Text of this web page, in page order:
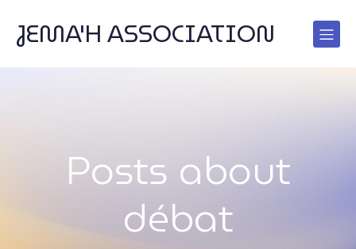
JEMA'H ASSOCIATION
Posts about
débat